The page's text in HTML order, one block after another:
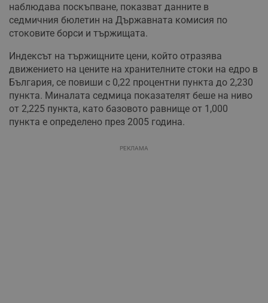
наблюдава поскъпване, показват данните в
седмичния бюлетин на Държавната комисия по
стоковите борси и тържищата.
Индексът на тържищните цени, който отразява
движението на цените на хранителните стоки на едро в
България, се повиши с 0,22 процентни пункта до 2,230
пункта. Миналата седмица показателят беше на ниво
от 2,225 пункта, като базовото равнище от 1,000
пункта е определено през 2005 година.
РЕКЛАМА